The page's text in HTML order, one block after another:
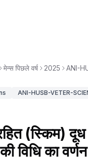
मेन्स पिछले वर्ष 2025 ANI-
ANI-HUSB-VETER-
(स्किम)
की विधि का